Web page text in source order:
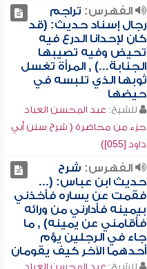
الفهرس: تراجم
رجال إسناد حديث: (قد
كان لإحدانا الدرع فيه
تحيض وفيه تصيبها
الجنابة...) , المرأة تغسل
ثوبها الذي تلبسه في
حيضها
للشيخ: عبد المحسن العباد
جزء من محاضرة ( شرح سنن أبي
داود [055])
الفهرس: شرح
حديث ابن عباس: (...
فقمت عن يساره فأخذني
بيمينه فأدارني من ورائه
فأقامني عن يمينه) , ما
جاء في الرجلين يؤم
أحدهما الآخر كيف يقومان
للشيخ: عبد المحسن العباد